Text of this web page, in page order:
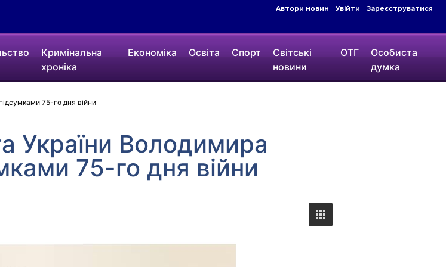
Автори новин Увійти Зареєструватися
Кримінальна
хроніка
Економіка Освіта Спорт
Світські
новини
ОТГ
Особиста
думка
75-го дня війни
України Володимира
75-го дня війни